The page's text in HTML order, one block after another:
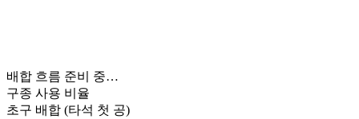
배합 흐름 준비 중…
구종 사용 비율
초구 배합 (타석 첫 공)